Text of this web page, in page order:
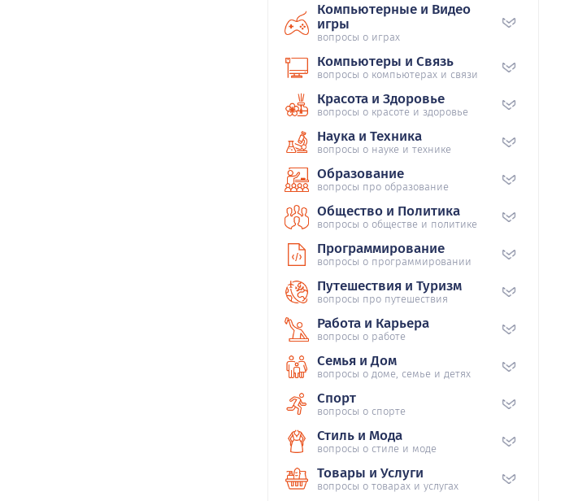
Компьютерные и Видео
игры
вопросы о играх
Компьютеры и Связь
вопросы о компьютерах и связи
Красота и Здоровье
вопросы о красоте и здоровье
Наука и Техника
вопросы о науке и технике
Образование
вопросы про образование
Общество и Политика
вопросы о обществе и политике
Программирование
вопросы о программировании
Путешествия и Туризм
вопросы про путешествия
Работа и Карьера
вопросы о работе
Семья и Дом
вопросы о доме, семье и детях
Спорт
вопросы о спорте
Стиль и Мода
вопросы о стиле и моде
Товары и Услуги
вопросы о товарах и услугах